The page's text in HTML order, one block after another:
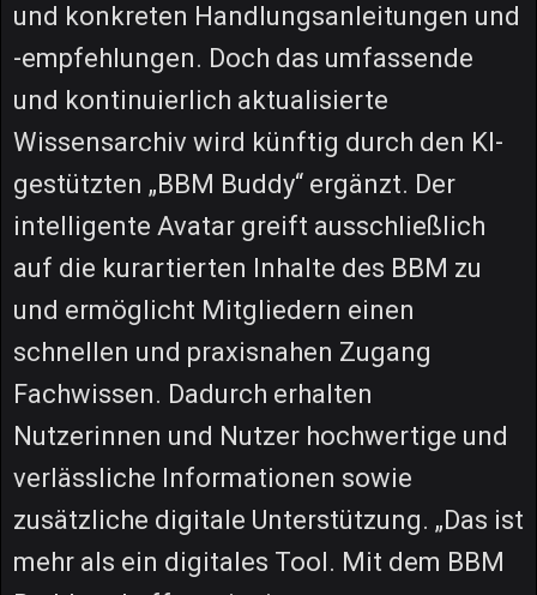
und konkreten Handlungsanleitungen und
-empfehlungen. Doch das umfassende
und kontinuierlich aktualisierte
Wissensarchiv wird künftig durch den KI-
gestützten „BBM Buddy“ ergänzt. Der
intelligente Avatar greift ausschließlich
auf die kurartierten Inhalte des BBM zu
und ermöglicht Mitgliedern einen
schnellen und praxisnahen Zugang
Fachwissen. Dadurch erhalten
Nutzerinnen und Nutzer hochwertige und
verlässliche Informationen sowie
zusätzliche digitale Unterstützung. „Das ist
mehr als ein digitales Tool. Mit dem BBM